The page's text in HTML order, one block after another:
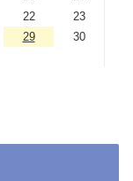
22
23
29
30